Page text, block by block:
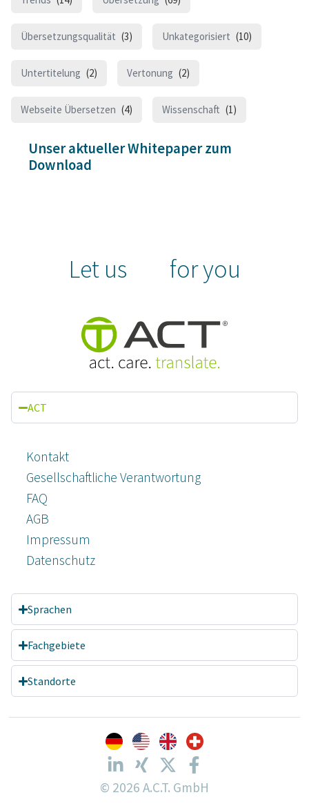
Übersetzungsqualität (3) Unkategorisiert (10)
Untertitelung (2) Vertonung (2)
Webseite Übersetzen (4) Wissenschaft (1)
Unser aktueller Whitepaper zum
Download
Let us for you
ACT
Kontakt
Gesellschaftliche Verantwortung
FAQ
AGB
Impressum
Datenschutz­
Sprachen
Fachgebiete
Standorte
© 2026 A.C.T. GmbH